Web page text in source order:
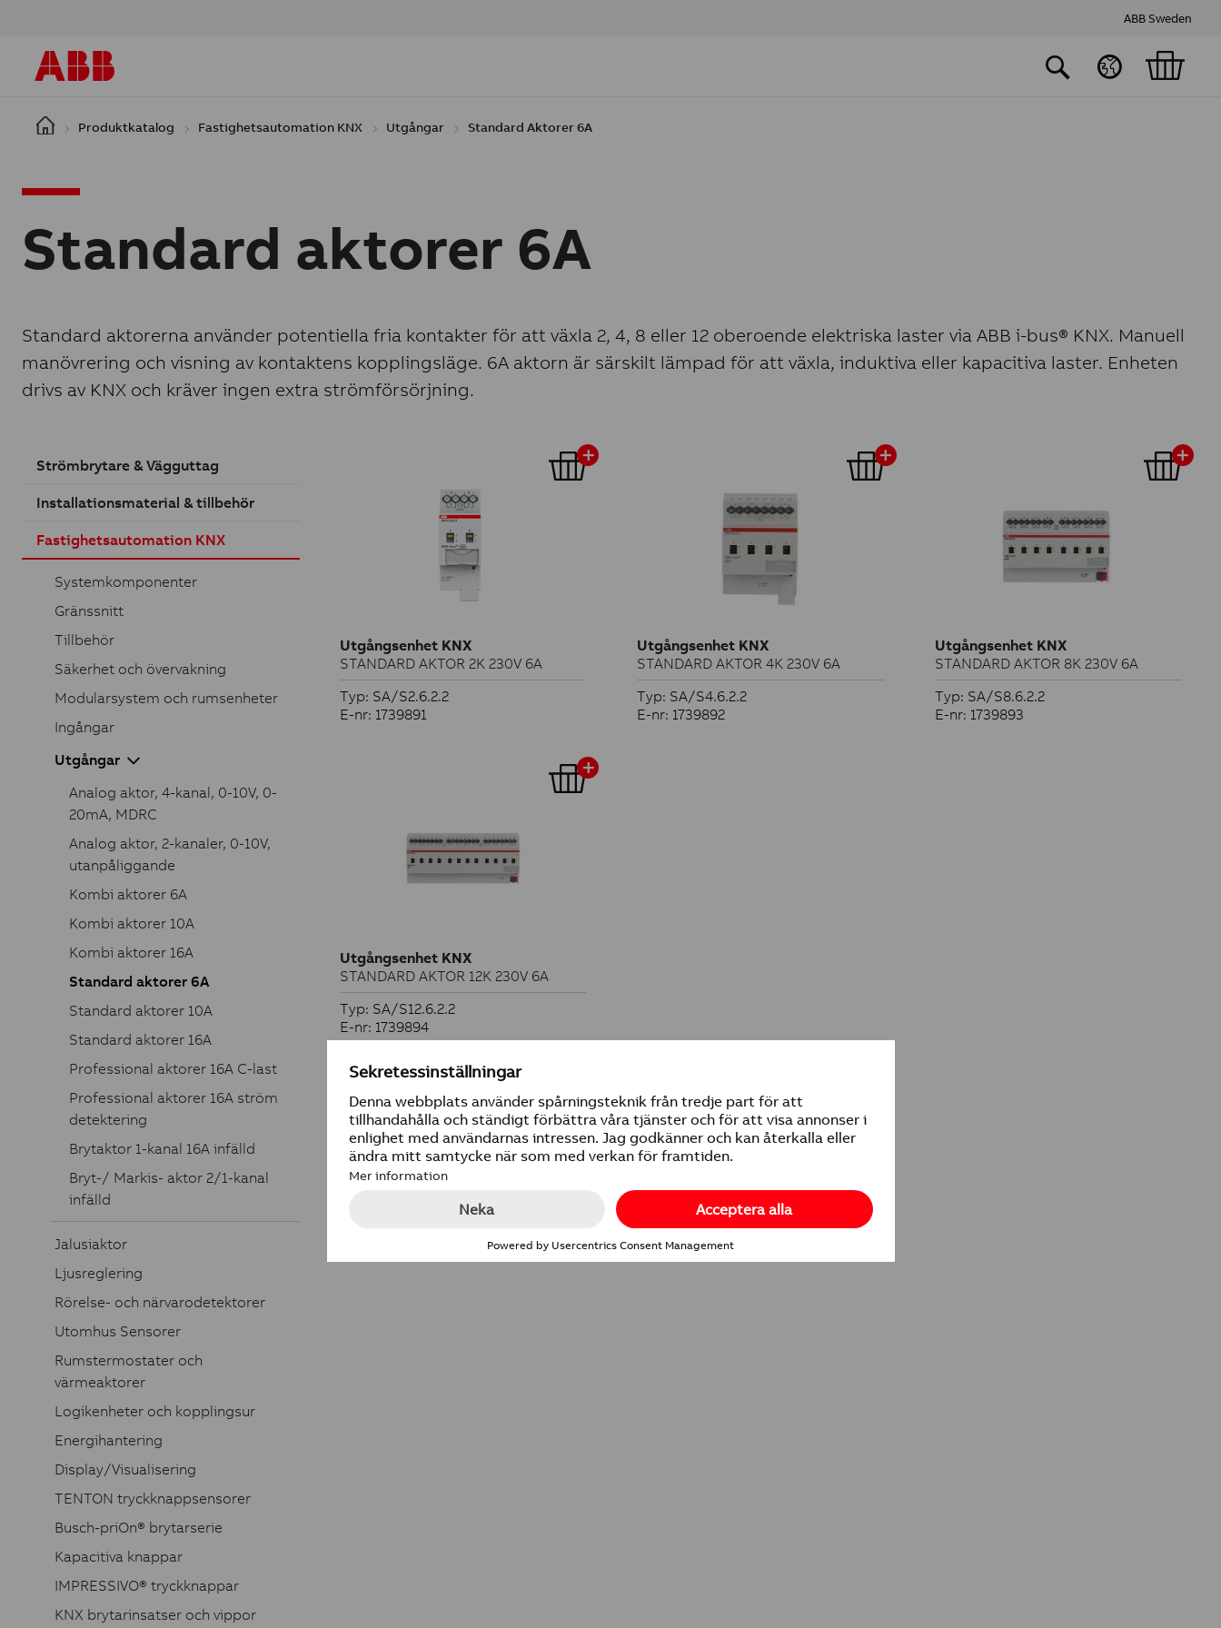
ABB Sweden
Produktkatalog Fastighetsautomation KNX Utgångar Standard Aktorer 6A
Standard aktorer 6A
Standard aktorerna använder potentiella fria kontakter för att växla 2, 4, 8 eller 12 oberoende elektriska laster via ABB i-bus® KNX. Manuell
manövrering och visning av kontaktens kopplingsläge. 6A aktorn är särskilt lämpad för att växla, induktiva eller kapacitiva laster. Enheten
drivs av KNX och kräver ingen extra strömförsörjning.
Strömbrytare & Vägguttag
Installationsmaterial & tillbehör
Fastighetsautomation KNX
Systemkomponenter
Gränssnitt
Tillbehör
Säkerhet och övervakning
Modularsystem och rumsenheter
Ingångar
Utgångar
Analog aktor, 4-kanal, 0-10V, 0-
20mA, MDRC
Analog aktor, 2-kanaler, 0-10V,
utanpåliggande
Kombi aktorer 6A
Kombi aktorer 10A
Kombi aktorer 16A
Standard aktorer 6A
Standard aktorer 10A
Standard aktorer 16A
Professional aktorer 16A C-last
Professional aktorer 16A ström
detektering
Brytaktor 1-kanal 16A infälld
Bryt-/ Markis- aktor 2/1-kanal
infälld
Jalusiaktor
Ljusreglering
Rörelse- och närvarodetektorer
Utomhus Sensorer
Rumstermostater och
värmeaktorer
Logikenheter och kopplingsur
Energihantering
Display/Visualisering
TENTON tryckknappsensorer
Busch-priOn® brytarserie
Kapacitiva knappar
IMPRESSIVO® tryckknappar
KNX brytarinsatser och vippor
Utgångsenhet KNX
STANDARD AKTOR 2K 230V 6A
Typ: SA/S2.6.2.2
E-nr: 1739891
Utgångsenhet KNX
STANDARD AKTOR 4K 230V 6A
Typ: SA/S4.6.2.2
E-nr: 1739892
Utgångsenhet KNX
STANDARD AKTOR 8K 230V 6A
Typ: SA/S8.6.2.2
E-nr: 1739893
Utgångsenhet KNX
STANDARD AKTOR 12K 230V 6A
Typ: SA/S12.6.2.2
E-nr: 1739894